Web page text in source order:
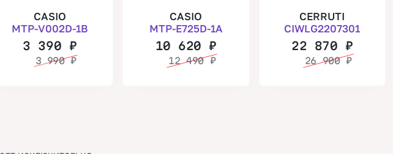
CASIO
MTP-V002D-1B
3 390 ₽
3 990₽
CASIO
MTP-E725D-1A
10 620₽
12 490 ₽
CERRUTI
CIWLG2207301
22 870 ₽
26 900₽